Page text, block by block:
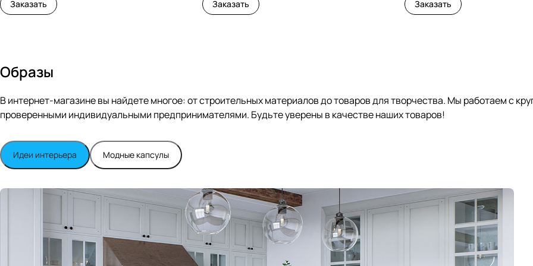
Заказать Заказать Заказать
Образы
В интернет-магазине вы найдете многое: от строительных материалов до товаров для творчества. Мы работаем с
проверенными индивидуальными предпринимателями. Будьте уверены в качестве наших товаров!
Идеи интерьера Модные капсулы